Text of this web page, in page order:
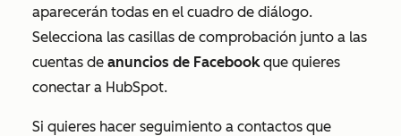
aparecerán todas en el cuadro de diálogo.
Selecciona las casillas de comprobación junto a las
cuentas de anuncios de Facebookque quieres
conectar a HubSpot.
Si quieres hacer seguimiento a contactos que